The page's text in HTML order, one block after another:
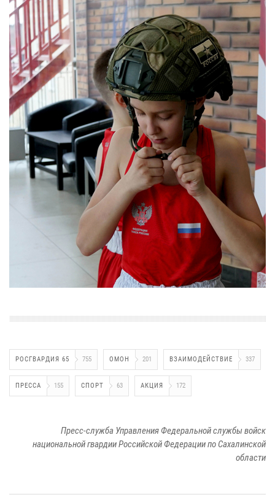
РОСГВАРДИЯ 65 755 ОМОН 201 ВЗАИМОДЕЙСТВИЕ 337
ПРЕССА 155 СПОРТ 63 АКЦИЯ 172
Пресс-служба Управления Федеральной службы войск
национальной гвардии Российской Федерации по Сахалинской
области